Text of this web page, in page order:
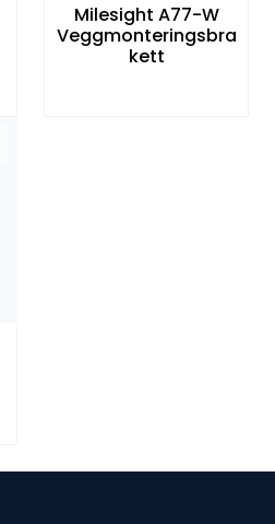
Milesight A77-W
Veggmonteringsbra
kett